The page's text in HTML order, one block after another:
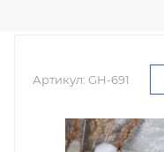
Артикул: GH-691